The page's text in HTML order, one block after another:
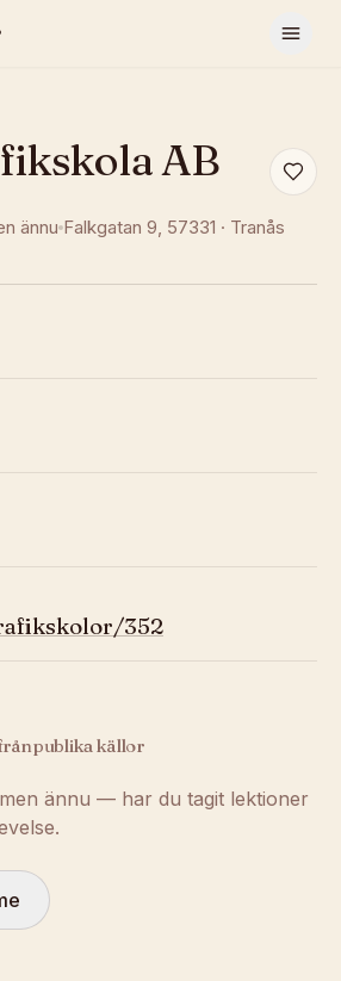
AB
ännu Falkgatan 9, 57331 · Tranås
352
från publika källor
ännu — har du tagit lektioner